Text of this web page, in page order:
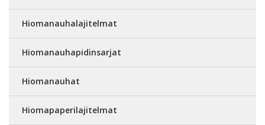
Hiomanauhalajitelmat
Hiomanauhapidinsarjat
Hiomanauhat
Hiomapaperilajitelmat